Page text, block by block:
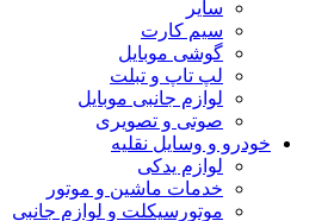
سایر
سیم کارت
گوشی موبایل
لپ تاپ و تبلت
لوازم جانبی موبایل
صوتی و تصویری
خودرو و وسایل نقلیه
لوازم یدکی
خدمات ماشین و موتور
موتورسیکلت و لوازم جانبی